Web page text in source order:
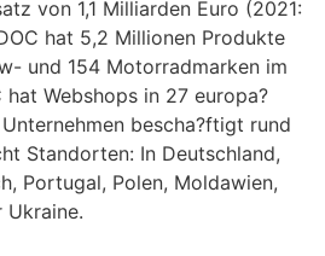
von 1,1 Milliarden Euro (2021:
hat 5,2 Millionen Produkte
und 154 Motorradmarken im
hat Webshops in 27 europa?
bescha?ftigt rund
Standorten: In Deutschland,
Portugal, Polen, Moldawien,
Ukraine.